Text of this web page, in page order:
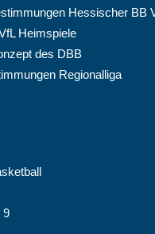
Hessischer BB
Heimspiele
des DBB
Regionalliga
9